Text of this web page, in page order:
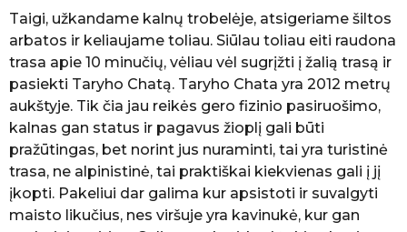
Taigi, užkandame kalnų trobelėje, atsigeriame šiltos
arbatos ir keliaujame toliau. Siūlau toliau eiti raudona
trasa apie 10 minučių, vėliau vėl sugrįžti į žalią trasą ir
pasiekti Taryho Chatą. Taryho Chata yra 2012 metrų
aukštyje. Tik čia jau reikės gero fizinio pasiruošimo,
kalnas gan status ir pagavus žioplį gali būti
pražūtingas, bet norint jus nuraminti, tai yra turistinė
trasa, ne alpinistinė, tai praktiškai kiekvienas gali į jį
įkopti. Pakeliui dar galima kur apsistoti ir suvalgyti
maisto likučius, nes viršuje yra kavinukė, kur gan